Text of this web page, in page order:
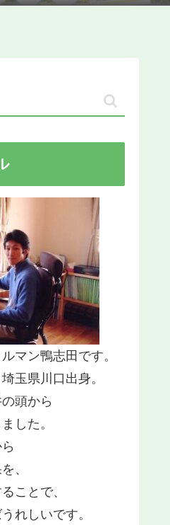
マン鴨志田です。
玉県川口出身。
頭から
した。
、
ことで、
れしいです。